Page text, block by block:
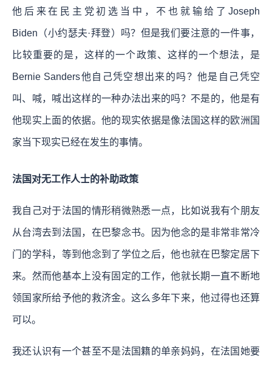
他后来在民主党初选当中，不也就输给了Joseph
Biden（小约瑟夫·拜登）吗？但是我们要注意的一件事，
比较重要的是，这样的一个政策、这样的一个想法，是
Bernie Sanders他自己凭空想出来的吗？他是自己凭空
叫、喊，喊出这样的一种办法出来的吗？不是的，他是有
他现实上面的依据。他的现实依据是像法国这样的欧洲国
家当下现实已经在发生的事情。
法国对无工作人士的补助政策
我自己对于法国的情形稍微熟悉一点，比如说我有个朋友
从台湾去到法国，在巴黎念书。因为他念的是非常非常冷
门的学科，等到他念到了学位之后，他也就在巴黎定居下
来。然而他基本上没有固定的工作，他就长期一直不断地
领国家所给予他的救济金。这么多年下来，他过得也还算
可以。
我还认识有一个甚至不是法国籍的单亲妈妈，在法国她要